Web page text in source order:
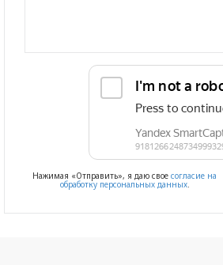
Нажимая «Отправить», я даю свое согласие на
обработку персональных данных.